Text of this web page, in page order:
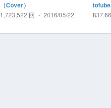
（Cover）
1,723,522 回 ・ 2016/05/22